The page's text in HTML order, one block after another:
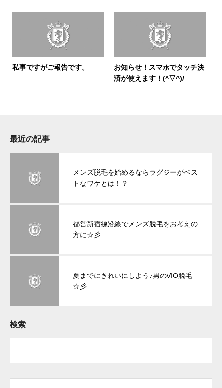
私事ですがご報告です。
お知らせ！スマホでタッチ決
済が使えます！(^▽^)/
最近の記事
メンズ脱毛を始めるならラグジーがベス
トなワケとは！？
都営新宿線沿線でメンズ脱毛をお考えの
方に☆彡
夏までにきれいにしよう♪男のVIO脱毛
☆彡
検索